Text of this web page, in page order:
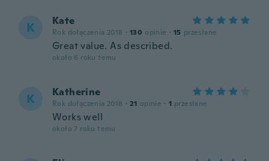
K Kate
Rok dołączenia 2018 · 130 opinie · 15 przesłane
Great value. As described.
około 6 roku temu
K Katherine
Rok dołączenia 2018 · 21 opinie · 1 przesłane
Works well
około 7 roku temu